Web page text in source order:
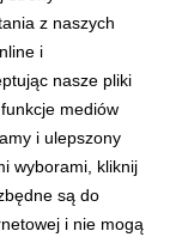
z naszych
i
nasze pliki
mediów
i ulepszony
wyborami, kliknij
są do
i nie mogą